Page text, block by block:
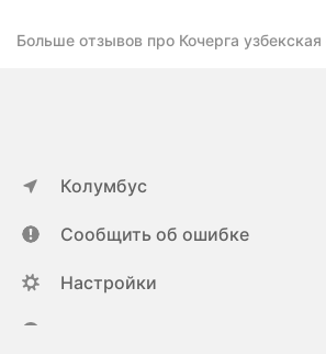
Больше отзывов про Кочерга
Колумбус
Сообщить об ошибке
Настройки